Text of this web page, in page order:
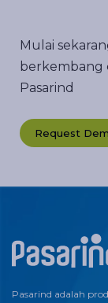
Mulai
berkembang
Pasarind
Request
Pasarind adalah